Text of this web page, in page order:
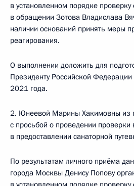
в установленном порядке
в обращении Зотова Владислава
наличии оснований принять меры
реагирования.
О выполнении доложить для
Президенту Российской
2021 года.
2. Юнеевой Марины Хакимовны из
с просьбой о проведении проверки
в предоставлении санаторной
По результатам личного приёма
города Москвы Денису Попову